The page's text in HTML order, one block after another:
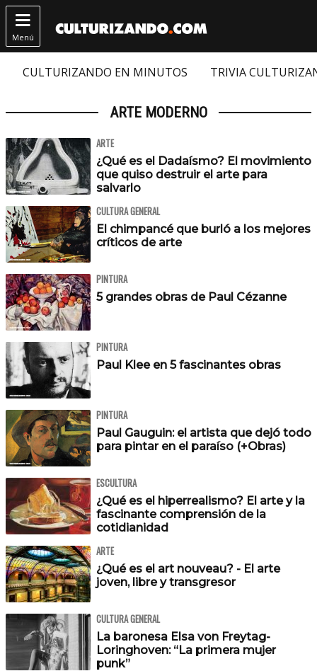

Menú
CULTURIZANDO EN MINUTOS TRIVIA
ARTE MODERNO
ARTE
¿Qué es el Dadaísmo? El movimiento
que quiso destruir el arte para
salvarlo
CULTURA GENERAL
El chimpancé que burló a los mejores
críticos de arte
PINTURA
5 grandes obras de Paul Cézanne
PINTURA
Paul Klee en 5 fascinantes obras
PINTURA
Paul Gauguin: el artista que dejó todo
para pintar en el paraíso (+Obras)
ESCULTURA
¿Qué es el hiperrealismo? El arte y la
fascinante comprensión de la
cotidianidad
ARTE
¿Qué es el art nouveau? - El arte
joven, libre y transgresor
CULTURA GENERAL
La baronesa Elsa von Freytag-
Loringhoven: “La primera mujer
punk”